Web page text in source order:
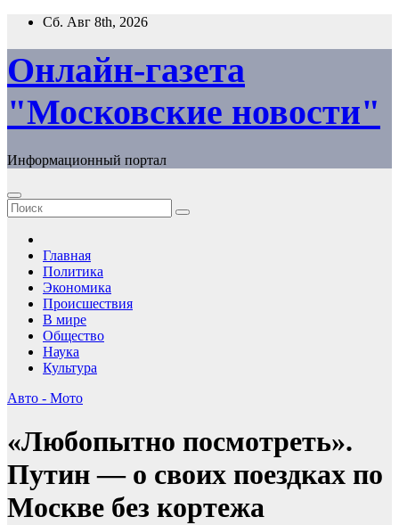
Перейти
содержимому
Сб. Авг 8th, 2026
Онлайн-газета
"Московские новости"
Информационный портал
Главная
Политика
Экономика
Происшествия
В мире
Общество
Наука
Культура
Авто - Мото
«Любопытно посмотреть».
Путин — о своих поездках по
Москве без кортежа